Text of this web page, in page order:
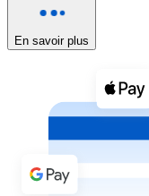
Voir toutes
Coupons crypto
Achetez des
Acheter avec
Virement SEPA
En savoir plus